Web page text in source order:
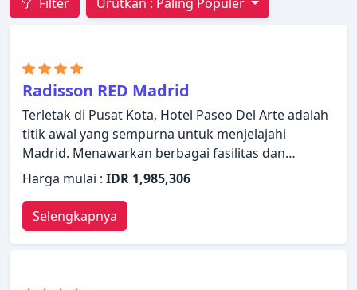
Radisson RED Madrid
Terletak di Pusat Kota, Hotel Paseo Del Arte adalah
titik awal yang sempurna untuk menjelajahi
Madrid. Menawarkan berbagai fasilitas dan
layanan, hotel menyediakan semua yang Anda
butuhkan untuk bermalam dengan nyaman.
Manfaatkan layanan kamar 24 jam, WiFi gratis di
semua kamar, resepsionis 24 jam, fasilitas untuk
tamu dengan kebutuhan khusus, check-in/check-
Harga mulai : IDR 1,985,306
Selengkapnya